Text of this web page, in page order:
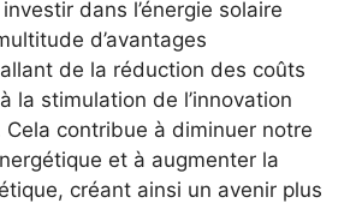
dans l’énergie​ solaire
d’avantages
de ⁢la réduction des coûts
la‍ stimulation de l’innovation
contribue à ​diminuer notre
et à ‌augmenter la
créant ainsi un avenir plus⁤